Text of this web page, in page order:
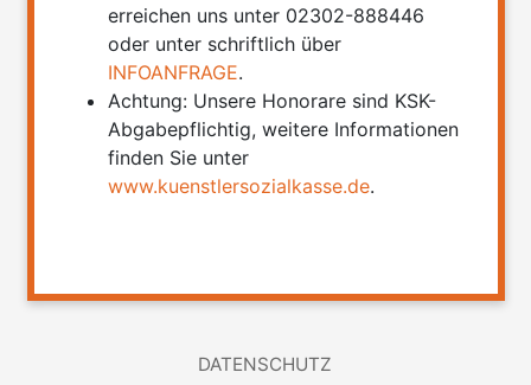
erreichen uns unter 02302-888446
oder unter schriftlich über
INFOANFRAGE.
Achtung: Unsere Honorare sind KSK-
Abgabepflichtig, weitere Informationen
finden Sie unter
www.kuenstlersozialkasse.de.
DATENSCHUTZ